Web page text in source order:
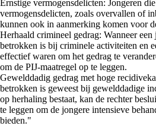
Ernstige vermogensdelicten: Jongeren
vermogensdelicten, zoals overvallen of
kunnen ook in aanmerking komen voor
Herhaald crimineel gedrag: Wanneer
betrokken is bij criminele activiteiten en
effectief waren om het gedrag te
om de PIJ-maatregel op te leggen.
Gewelddadig gedrag met hoge
betrokken is geweest bij gewelddadige
op herhaling bestaat, kan de rechter
te leggen om de jongere intensieve
bieden."